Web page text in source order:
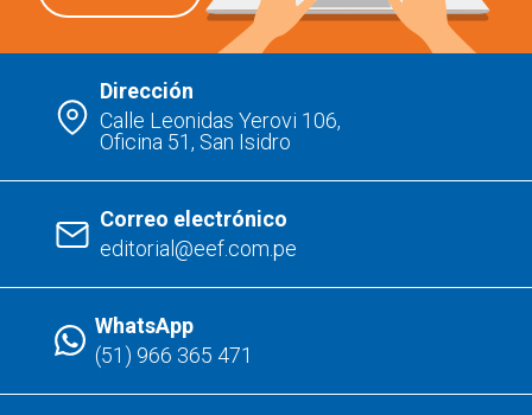
Dirección
Calle Leonidas Yerovi 106,
Oficina 51, San Isidro
Correo electrónico
editorial@eef.com.pe
WhatsApp
(51) 966 365 471